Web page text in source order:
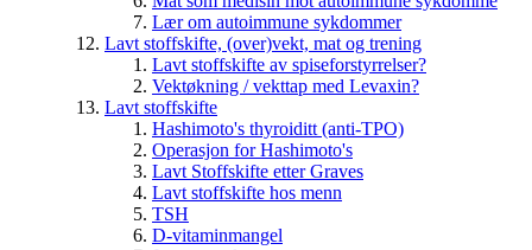
Lær om autoimmune sykdommer
Lavt stoffskifte, (over)vekt, mat og trening
Lavt stoffskifte av spiseforstyrrelser?
Vektøkning / vekttap med Levaxin?
Lavt stoffskifte
Hashimoto's thyroiditt (anti-TPO)
Operasjon for Hashimoto's
Lavt Stoffskifte etter Graves
Lavt stoffskifte hos menn
TSH
D-vitaminmangel